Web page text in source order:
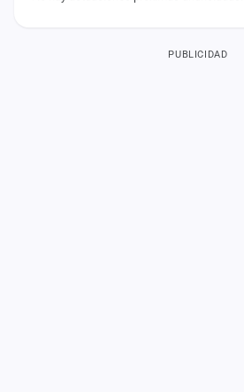
PUBLICIDAD